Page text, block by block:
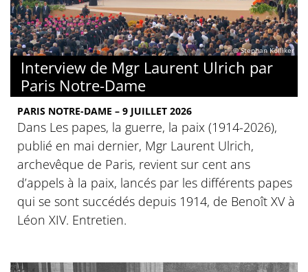
© Stephan Kölliker
Interview de Mgr Laurent Ulrich par
Paris Notre-Dame
PARIS NOTRE-DAME – 9 JUILLET 2026
Dans Les papes, la guerre, la paix (1914-2026),
publié en mai dernier, Mgr Laurent Ulrich,
archevêque de Paris, revient sur cent ans
d’appels à la paix, lancés par les différents papes
qui se sont succédés depuis 1914, de Benoît XV à
Léon XIV. Entretien.